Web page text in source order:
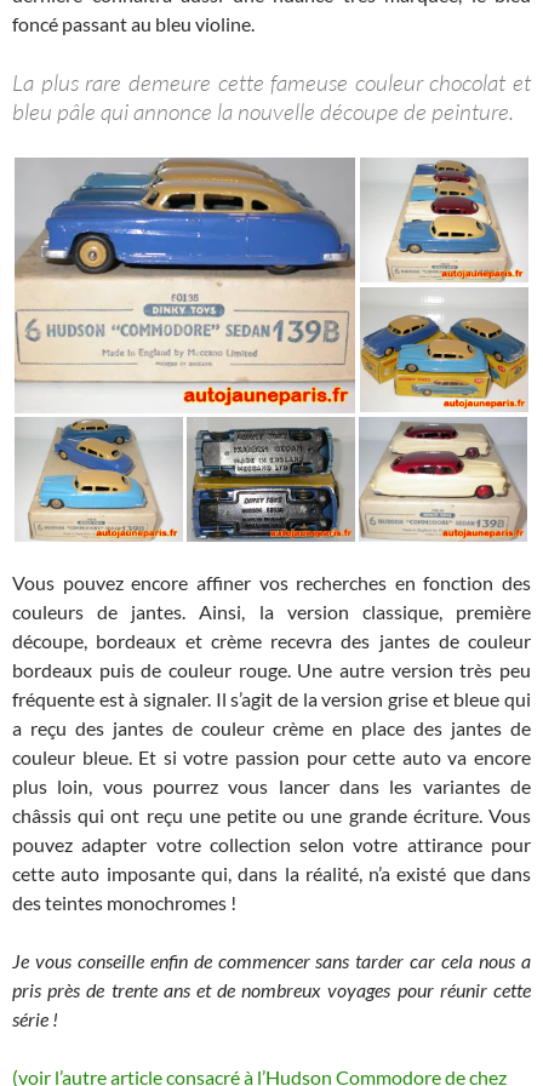
foncé passant au bleu violine.
La plus rare demeure cette fameuse couleur chocolat et
bleu pâle qui annonce la nouvelle découpe de peinture.
Vous pouvez encore affiner vos recherches en fonction des
couleurs de jantes. Ainsi, la version classique, première
découpe, bordeaux et crème recevra des jantes de couleur
bordeaux puis de couleur rouge. Une autre version très peu
fréquente est à signaler. Il s’agit de la version grise et bleue qui
a reçu des jantes de couleur crème en place des jantes de
couleur bleue. Et si votre passion pour cette auto va encore
plus loin, vous pourrez vous lancer dans les variantes de
châssis qui ont reçu une petite ou une grande écriture. Vous
pouvez adapter votre collection selon votre attirance pour
cette auto imposante qui, dans la réalité, n’a existé que dans
des teintes monochromes !
Je vous conseille enfin de commencer sans tarder car cela nous a
pris près de trente ans et de nombreux voyages pour réunir cette
série !
(voir l’autre article consacré à l’Hudson Commodore de chez